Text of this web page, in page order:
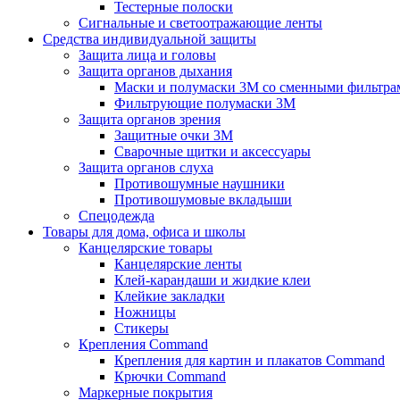
Тестерные полоски
Сигнальные и светоотражающие ленты
Средства индивидуальной защиты
Защита лица и головы
Защита органов дыхания
Маски и полумаски 3М со сменными
Фильтрующие полумаски 3М
Защита органов зрения
Защитные очки 3М
Сварочные щитки и аксессуары
Защита органов слуха
Противошумные наушники
Противошумовые вкладыши
Спецодежда
Товары для дома, офиса и школы
Канцелярские товары
Канцелярские ленты
Клей-карандаши и жидкие клеи
Клейкие закладки
Ножницы
Стикеры
Крепления Command
Крепления для картин и плакатов Command
Крючки Command
Маркерные покрытия